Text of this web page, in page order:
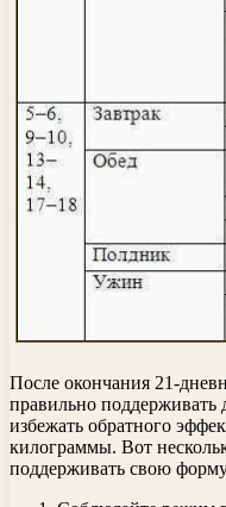
После окончания 21-
правильно поддерживать
избежать обратного
килограммы. Вот
поддерживать свою